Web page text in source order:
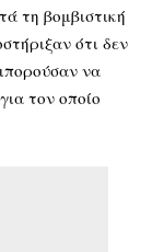
τη βομβιστική
ότι δεν
να
τον οποίο